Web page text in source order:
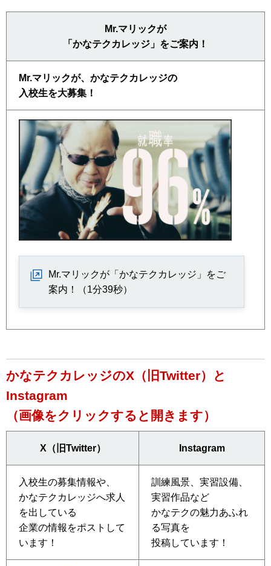
Mr.マリックが
「かなテクカレッジ」をご案内！
Mr.マリックが、 かなテクカレッジの
入校生を大募集！
Mr.マリックが「かなテクカレッジ」をご
案内！（1分39秒）
かなテクカレッジのX（旧Twitter）と
Instagram
（画像をクリックすると開きます）
X（旧Twitter） Instagram
入校生の募集情報や、
かなテクカレッジへ求人
を出している
企業の情報をポストして
います！
訓練風景、実習設備、
実習作品など
かなテクの魅力あふれ
る写真を
投稿しています！